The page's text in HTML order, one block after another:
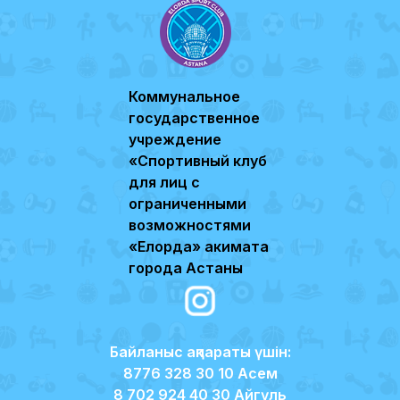
Коммунальное
государственное
учреждение
«Спортивный клуб
для лиц с
ограниченными
возможностями
«Елорда» акимата
города Астаны
Байланыс ақпараты үшін:
8776 328 30 10 Асем
8 702 924 40 30 Айгүль